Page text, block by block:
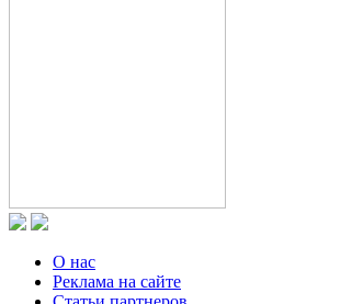
О нас
Реклама на сайте